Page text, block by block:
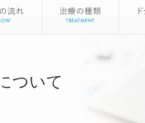
ついて